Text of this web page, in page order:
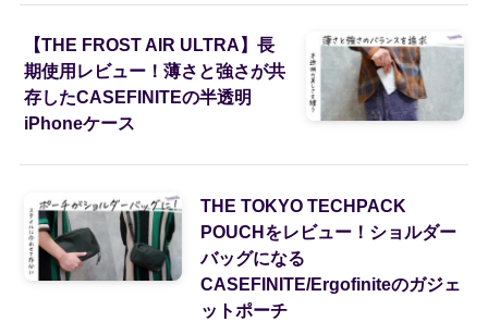
【THE FROST AIR ULTRA】長
期使用レビュー！薄さと強さが共
存したCASEFINITEの半透明
iPhoneケース
THE TOKYO TECHPACK
POUCHをレビュー！ショルダー
バッグになる
CASEFINITE/Ergofiniteのガジェ
ットポーチ